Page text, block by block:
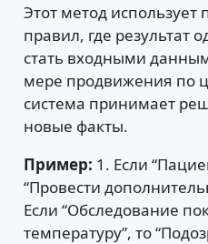
Этот метод использует
правил, где результат
стать входными
мере продвижения по
система принимает
новые факты.
Пример: 1. Если
“Провести
Если “Обследование
температуру”, то